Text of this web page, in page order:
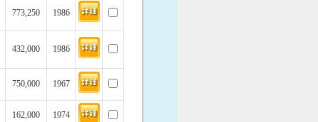
773,250 1986
432,000 1986
750,000 1967
162,000 1974